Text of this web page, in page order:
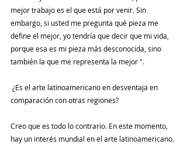
mejor trabajo es el que está por venir. Sin
embargo, si usted me pregunta qué pieza me
define el mejor, yo tendría que decir que mi vida,
porque esa es mi pieza más desconocida, sino
también la que me representa la mejor ".
comparación con otras regiones?
Creo que es todo lo contrario. En este momento,
hay un interés mundial en el arte latinoamericano.